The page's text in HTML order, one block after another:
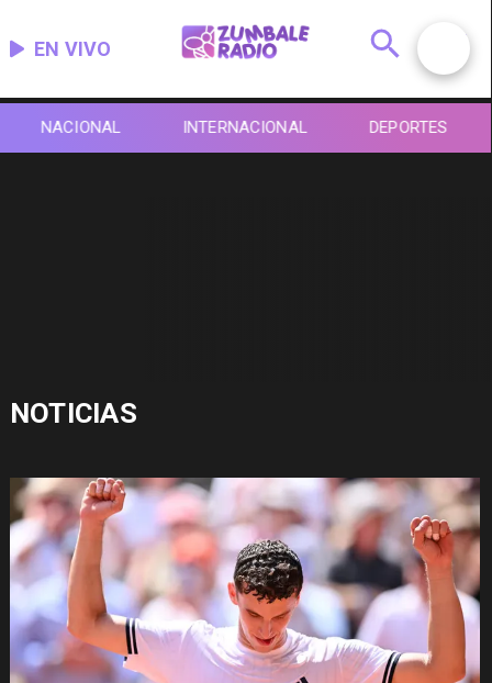
EN VIVO
NACIONAL INTERNACIONAL DEPORTES
NOTICIAS